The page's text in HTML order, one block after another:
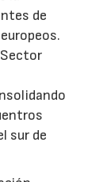
de
sur de